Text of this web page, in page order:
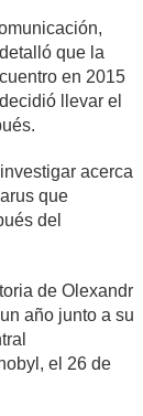
que la
en 2015
llevar el
acerca
que
del
de Olexandr
año junto a su
el 26 de